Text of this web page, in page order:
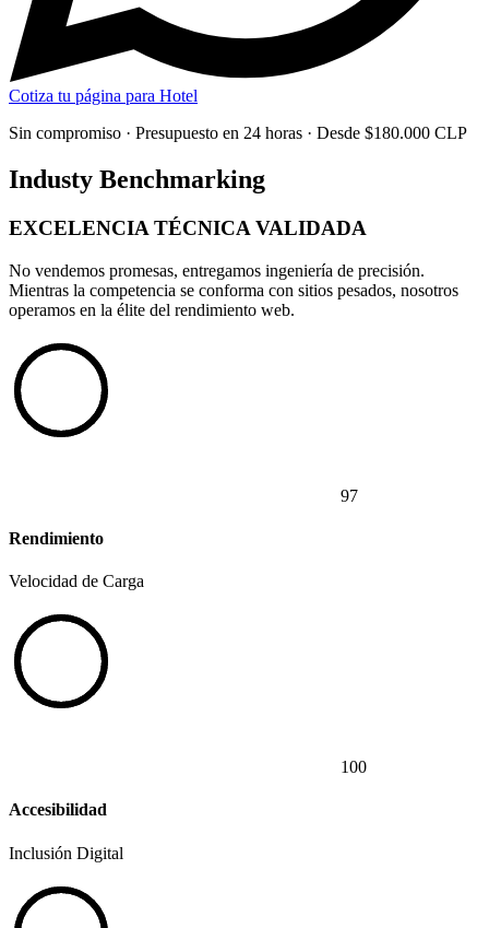
Cotiza tu página para Hotel
Sin compromiso · Presupuesto en 24 horas · Desde $180.000 CLP
Industy Benchmarking
EXCELENCIA TÉCNICA VALIDADA
No vendemos promesas, entregamos ingeniería de precisión.
Mientras la competencia se conforma con sitios pesados, nosotros
operamos en la élite del rendimiento web.
97
Rendimiento
Velocidad de Carga
100
Accesibilidad
Inclusión Digital